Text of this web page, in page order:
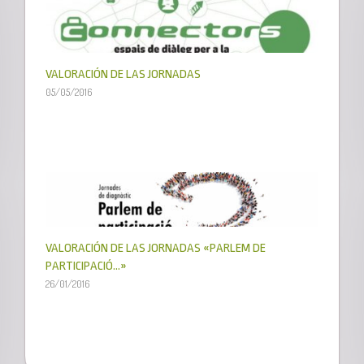
VALORACIÓN DE LAS JORNADAS
05/05/2016
VALORACIÓN DE LAS JORNADAS «PARLEM DE
PARTICIPACIÓ…»
26/01/2016